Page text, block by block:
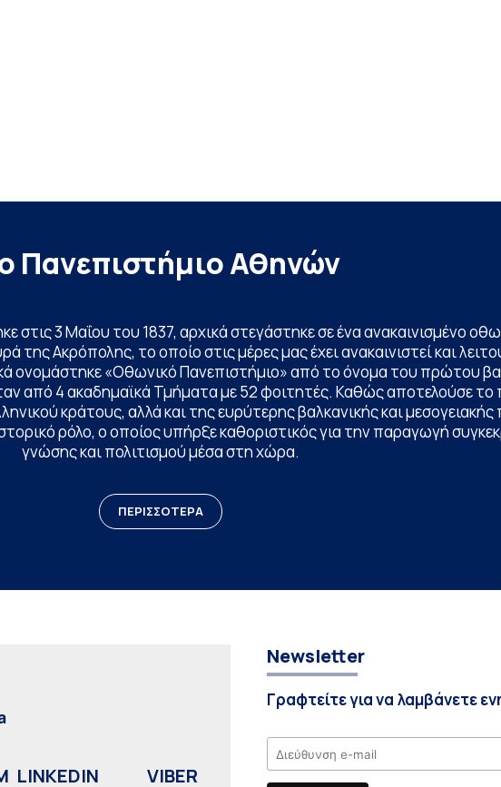
Πανεπιστήμιο Αθηνών
στις 3 Μαΐου του 1837, αρχικά στεγάστηκε σε ένα ανακαινισμένο
της Ακρόπολης, το οποίο στις μέρες μας έχει ανακαινιστεί και
ονομάστηκε «Οθωνικό Πανεπιστήμιο» από το όνομα του πρώτου
από 4 ακαδημαϊκά Τμήματα με 52 φοιτητές. Καθώς αποτελούσε
κράτους, αλλά και της ευρύτερης βαλκανικής και μεσογειακής
ρόλο, ο οποίος υπήρξε καθοριστικός για την παραγωγή
γνώσης και πολιτισμού μέσα στη χώρα.
ΠΕΡΙΣΣΟΤΕΡΑ
LINKEDIN VIBER
Newsletter
Γραφτείτε για να λαμβάνετε